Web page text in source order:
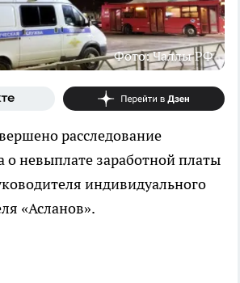
Фото: Чаллы РФ
расследование
о невыплате заработной платы
индивидуального
«Асланов».